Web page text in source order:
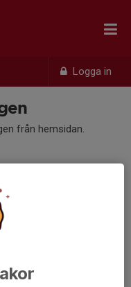
Logga in
från hemsidan.